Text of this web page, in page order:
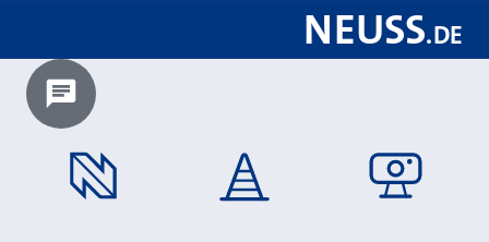
NEUSS.DE
Chatbot laden?